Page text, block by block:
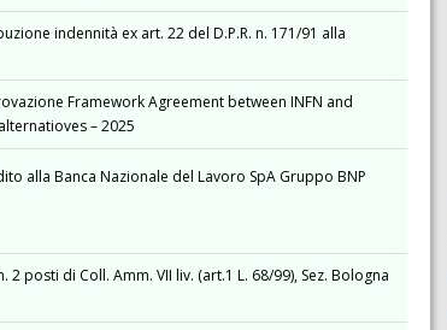
indennità ex art. 22 del D.P.R. n. 171/91 alla
Framework Agreement between INFN and
– 2025
alla Banca Nazionale del Lavoro SpA Gruppo BNP
posti di Coll. Amm. VII liv. (art.1 L. 68/99), Sez. Bologna